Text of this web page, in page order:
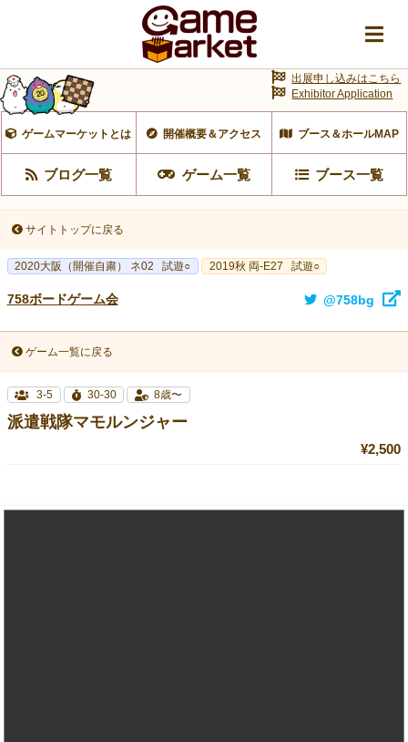
ゲームマーケットとは 開催概要＆アクセス ブース＆ホールMAP
ブログ一覧 ゲーム一覧 ブース一覧
出展申し込みはこちら
Exhibitor Application
サイトトップに戻る
2020大阪（開催自粛） ネ02 試遊○ 2019秋 両-E27 試遊○
758ボードゲーム会 @758bg
ゲーム一覧に戻る
3-5 30-30 8歳〜
派遣戦隊マモルンジャー
¥2,500